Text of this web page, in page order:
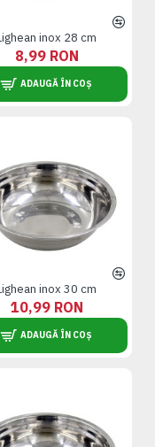
inox 28 cm
8,99 RON
ADAUGĂ ÎN COȘ
inox 30 cm
10,99 RON
ADAUGĂ ÎN COȘ